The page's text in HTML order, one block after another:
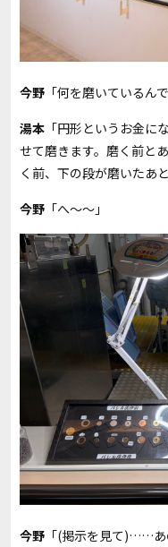
今野 「何を磨いているん
湯本 「円形というお金に
せて磨きます。磨く前と
く前、下の段が磨いたあと
今野 「へ～～」
今野 「(掲示を見て)……